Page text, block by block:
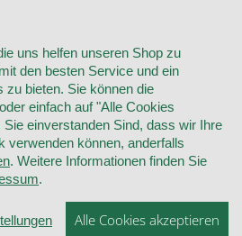
uns helfen unseren Shop zu
den besten Service und ein
zu bieten. Sie können die
einfach auf "Alle Cookies
einverstanden Sind, dass wir Ihre
verwenden können, anderfalls
. Weitere Informationen finden Sie
.
Alle Cookies akzeptieren